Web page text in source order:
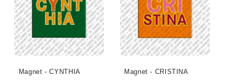
Magnet - CYNTHIA Magnet - CRISTINA